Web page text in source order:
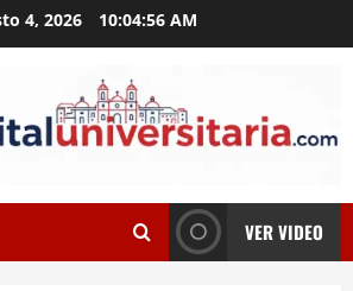
4, 2026 10:04:56 AM
VER VIDEO